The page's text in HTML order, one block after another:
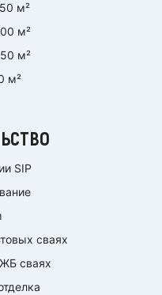
м²
м²
м²
м²
SIP
сваях
сваях